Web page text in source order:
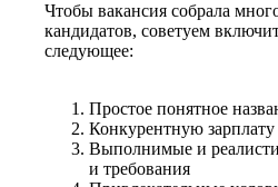
Чтобы вакансия собрала
кандидатов, советуем
следующее:
Простое понятное
Конкурентную зарплату
Выполнимые и
и требования